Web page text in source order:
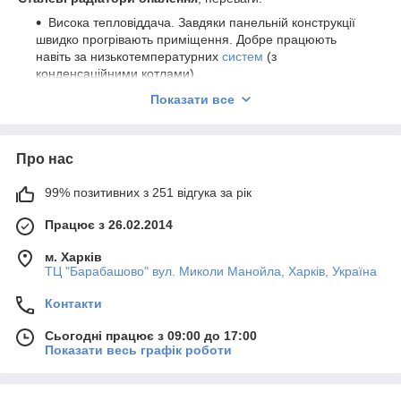
Висока тепловіддача. Завдяки панельній конструкції
швидко прогрівають приміщення. Добре працюють
навіть за низькотемпературних систем (з
конденсаційними котлами).
Компактні розміри та легка вага. Займають менше
Швидка реакція регулювання температури.
робить опалення більш керованим.
покриттю термін служби значно збільшено.
Доступна вартість. Оптимальне співвідношення "ціна-
якість" у порівнянні з біметалевими та алюмінієвими
Купити сталевий радіатор опалення
інтернет-магазині «Водяний».
Показати все
Про нас
99% позитивних з 251 відгука за рік
Працює з 26.02.2014
м. Харків
ТЦ "Барабашово" вул. Миколи Манойла, Харків, Україна
Контакти
Сьогодні працює з 09:00 до 17:00
Показати весь графік роботи